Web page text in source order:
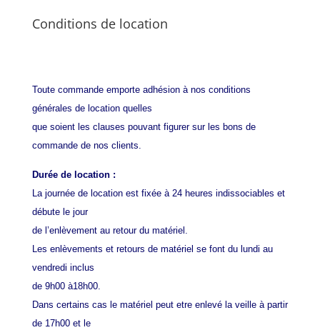
Conditions de location
Toute commande emporte adhésion à nos conditions
générales de location quelles
que soient les clauses pouvant figurer sur les bons de
commande de nos clients.
Durée de location :
La journée de location est fixée à 24 heures indissociables et
débute le jour
de l’enlèvement au retour du matériel.
Les enlèvements et retours de matériel se font du lundi au
vendredi inclus
de 9h00 à18h00.
Dans certains cas le matériel peut etre enlevé la veille à partir
de 17h00 et le